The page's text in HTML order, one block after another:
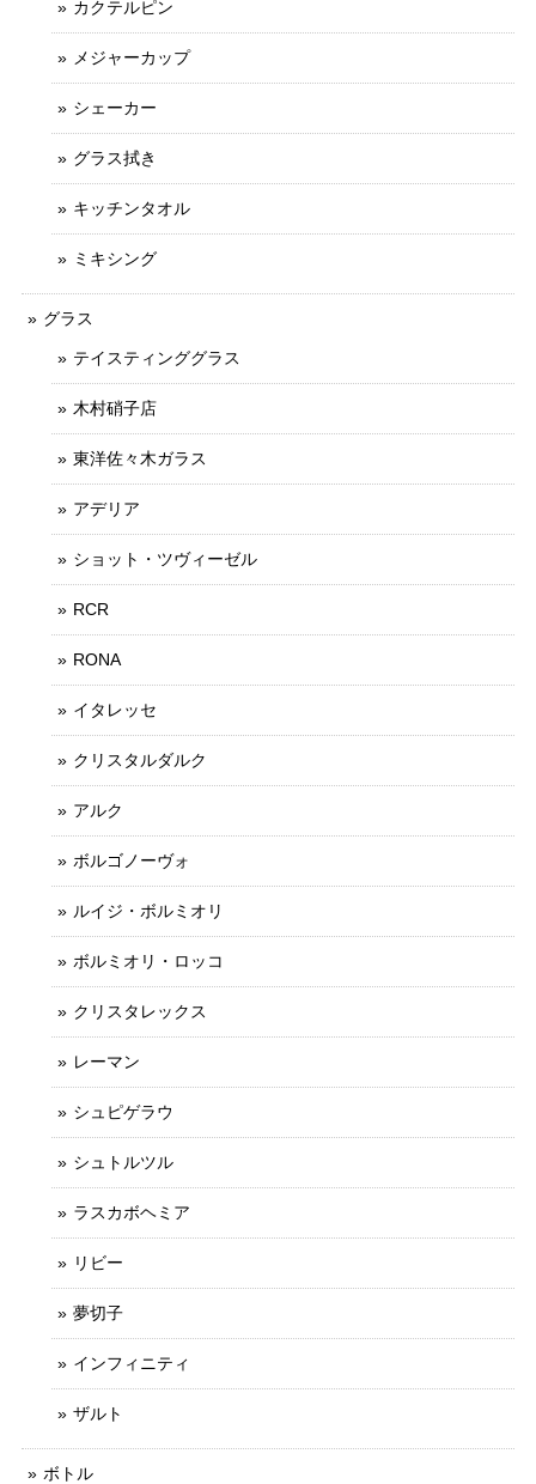
カクテルピン
メジャーカップ
シェーカー
グラス拭き
キッチンタオル
ミキシング
グラス
テイスティンググラス
木村硝子店
東洋佐々木ガラス
アデリア
ショット・ツヴィーゼル
RCR
RONA
イタレッセ
クリスタルダルク
アルク
ボルゴノーヴォ
ルイジ・ボルミオリ
ボルミオリ・ロッコ
クリスタレックス
レーマン
シュピゲラウ
シュトルツル
ラスカボヘミア
リビー
夢切子
インフィニティ
ザルト
ボトル